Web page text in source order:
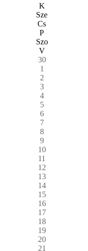
K
Sze
Cs
P
Szo
V
30
1
2
3
4
5
6
7
8
9
10
11
12
13
14
15
16
17
18
19
20
21